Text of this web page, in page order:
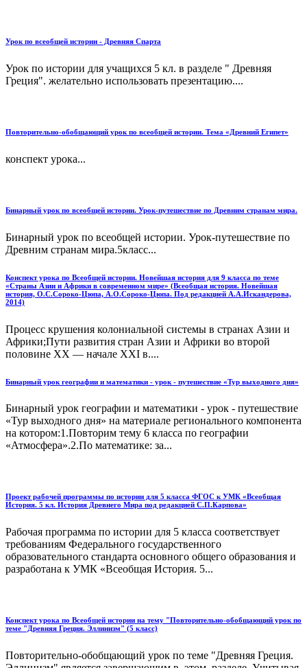
Урок по всеобщей истории - Древняя Спарта
Урок по истории для учащихся 5 кл. в разделе " Древняя
Греция". желательно использовать презентацию....
Повторительно-обобщающий урок по всеобщей истории. Тема «Древний Египет»
конспект урока...
Бинарный урок по всеобщей истории. Урок-путешествие по Древним странам мира.
Бинарный урок по всеобщей истории. Урок-путешествие по
Древним странам мира.5класс...
Конспект урока по Всеобщей истории. Новейшая история для 9 класса по теме
«Страны Азии и Африки в современном мире» (Всеобщая история. Новейшая
история, О.С.Сороко-Цюпа, А.О.Сороко-Цюпа. Под редакцией А.А.Искандерова,
2014)
Процесс крушения колониальной системы в странах Азии и
Африки;Пути развития стран Азии и Африки во второй
половине ХХ — начале XXI в....
Бинарный урок географии и математики - урок - путешествие «Тур выходного дня»
Бинарный урок географии и математики - урок - путешествие
«Тур выходного дня» на материале регионального компонента
на котором:1.Повторим тему 6 класса по географии
«Атмосфера».2.По математике: за...
Проект рабочей программы по истории для 5 класса ФГОС к УМК «Всеобщая
История. 5 кл. История Древнего Мира под редакцией С.П.Карпова»
Рабочая программа по истории для 5 класса соответствует
требованиям Федерального государственного
образовательного стандарта основного общего образования и
разработана к УМК «Всеобщая История. 5...
Конспект урока по Всеобщей истории на тему "Повторительно-обобщающий урок по
теме "Древняя Греция. Эллинизм" (5 класс)
Повторительно-обобщающий урок по теме "Древняя Греция.